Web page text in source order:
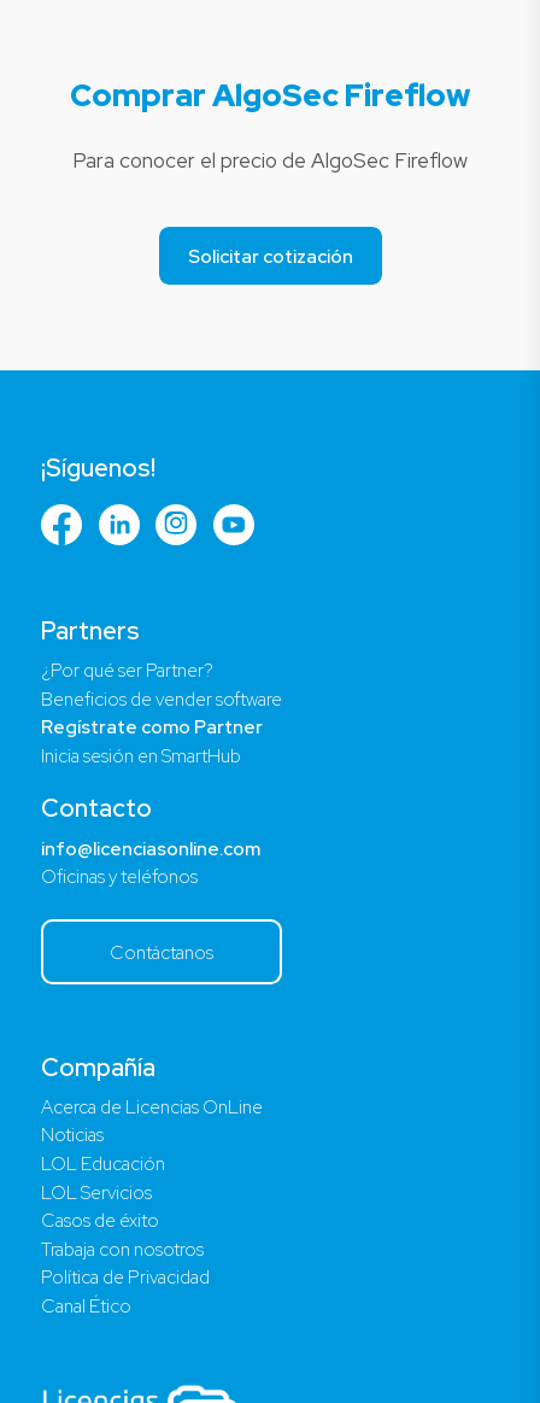
Comprar AlgoSec Fireflow
Para conocer el precio de AlgoSec Fireflow
Solicitar cotización
Compañía
Acerca de Licencias OnLine
Noticias
LOL Educación
LOL Servicios
Casos de éxito
Trabaja con nosotros
Política de Privacidad
Canal Ético
Partners
¿Por qué ser Partner?
Beneficios de vender software
Regístrate como Partner
Inicia sesión en SmartHub
Contacto
info@licenciasonline.com
Oficinas y teléfonos
Contáctanos
¡Síguenos!